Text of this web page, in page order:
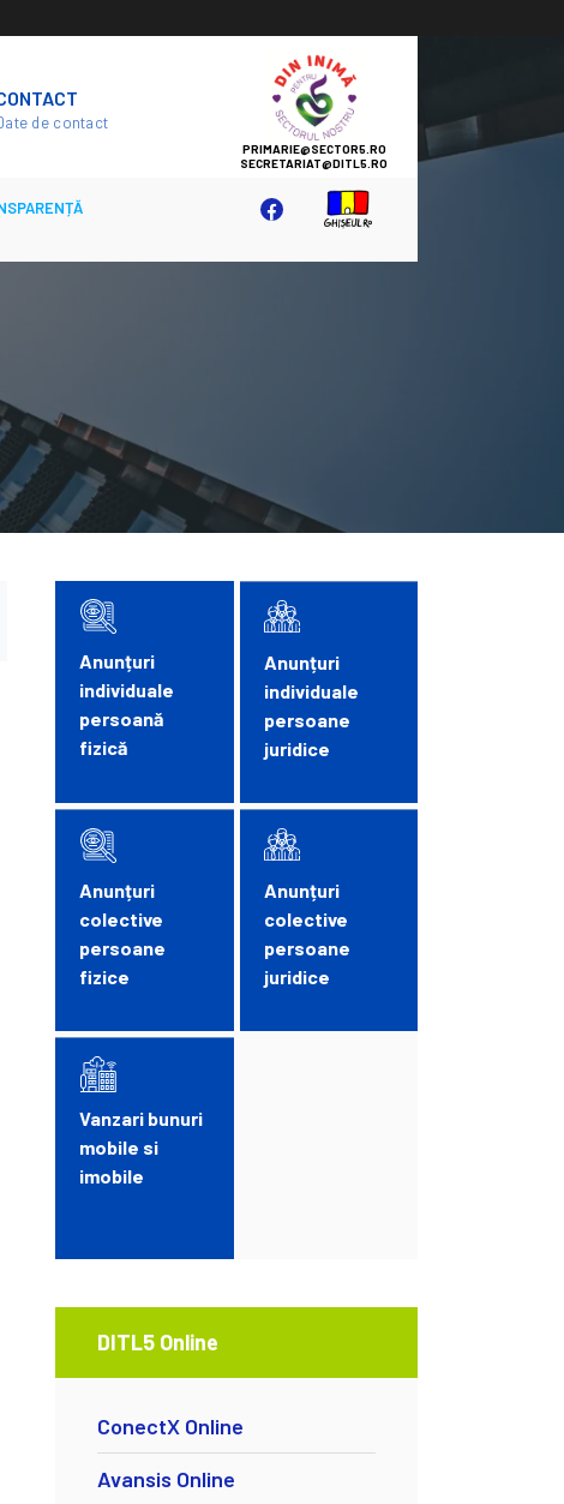
de contact
SECTOR
5
Anunțuri
individuale
persoană
fizică
Anunțuri
colective
persoane
fizice
Vanzari bunuri
mobile si
imobile
Anunțuri
individuale
persoane
juridice
Anunțuri
colective
persoane
juridice
DITL5 Online
ConectX Online
Avansis Online